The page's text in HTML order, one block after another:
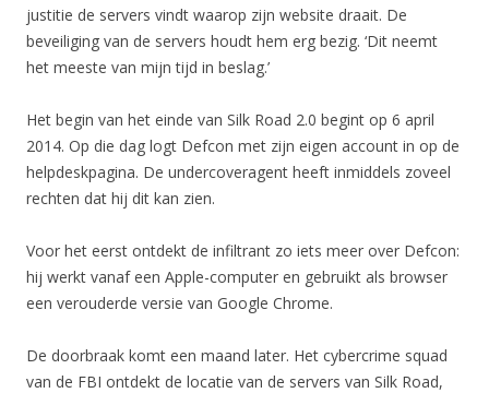
justitie de servers vindt waarop zijn website draait. De
beveiliging van de servers houdt hem erg bezig. ‘Dit neemt
het meeste van mijn tijd in beslag.’
Het begin van het einde van Silk Road 2.0 begint op 6 april
2014. Op die dag logt Defcon met zijn eigen account in op de
helpdeskpagina. De undercoveragent heeft inmiddels zoveel
rechten dat hij dit kan zien.
Voor het eerst ontdekt de infiltrant zo iets meer over Defcon:
hij werkt vanaf een Apple-computer en gebruikt als browser
een verouderde versie van Google Chrome.
De doorbraak komt een maand later. Het cybercrime squad
van de FBI ontdekt de locatie van de servers van Silk Road,